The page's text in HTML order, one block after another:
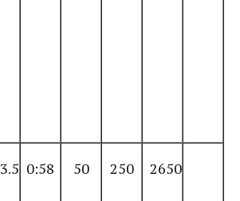
3.5 0:58 50 250 2650